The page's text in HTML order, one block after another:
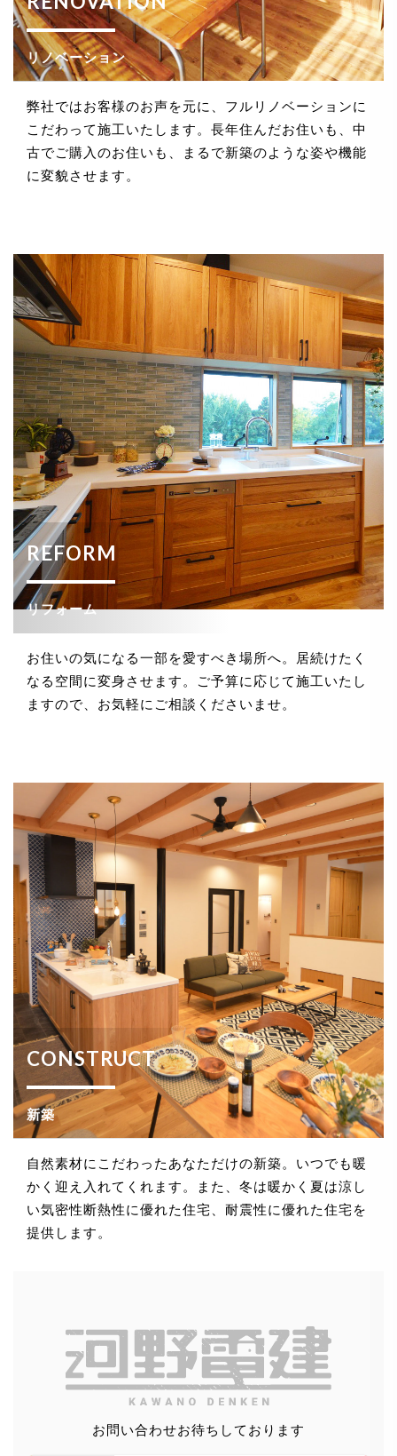
リノベーション
弊社ではお客様のお声を元に、フルリノベーションに
こだわって施工いたします。長年住んだお住いも、中
古でご購入のお住いも、まるで新築のような姿や機能
に変貌させます。
REFORM
リフォーム
お住いの気になる一部を愛すべき場所へ。居続けたく
なる空間に変身させます。ご予算に応じて施工いたし
ますので、お気軽にご相談くださいませ。
CONSTRUCT
新築
自然素材にこだわったあなただけの新築。いつでも暖
かく迎え入れてくれます。また、冬は暖かく夏は涼し
い気密性断熱性に優れた住宅、耐震性に優れた住宅を
提供します。
お問い合わせお待ちしております
法令、規範の遵守と見直し
当社は、保有する個人情報に関して適用される日本の
法令、その他規範を遵守するとともに、本ポリシーの
内容を適宜見直し、その改善に努めます。
お問い合せ
保ち、個人情報への不正アクセス・紛失・破損・改ざ
ん・漏洩などを防止するため、セキュリティシステム
の維持・管理体制の整備・社員教育の徹底等の必要な
措置を講じ、安全対策を実施し個人情報の厳重な管理
を行ないます。